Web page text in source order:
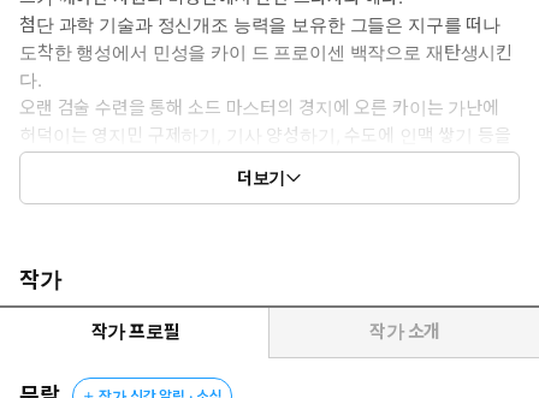
첨단 과학 기술과 정신개조 능력을 보유한 그들은 지구를 떠나
도착한 행성에서 민성을 카이 드 프로이센 백작으로 재탄생시킨
다.
오랜 검술 수련을 통해 소드 마스터의 경지에 오른 카이는 가난에
허덕이는 영지민 구제하기, 기사 양성하기, 수도에 인맥 쌓기 등을
통해 지구에서 작은 나라라고 취급당하며 받은 서러움을 풀어보려
더보기
작가
작가 프로필 작가 소개